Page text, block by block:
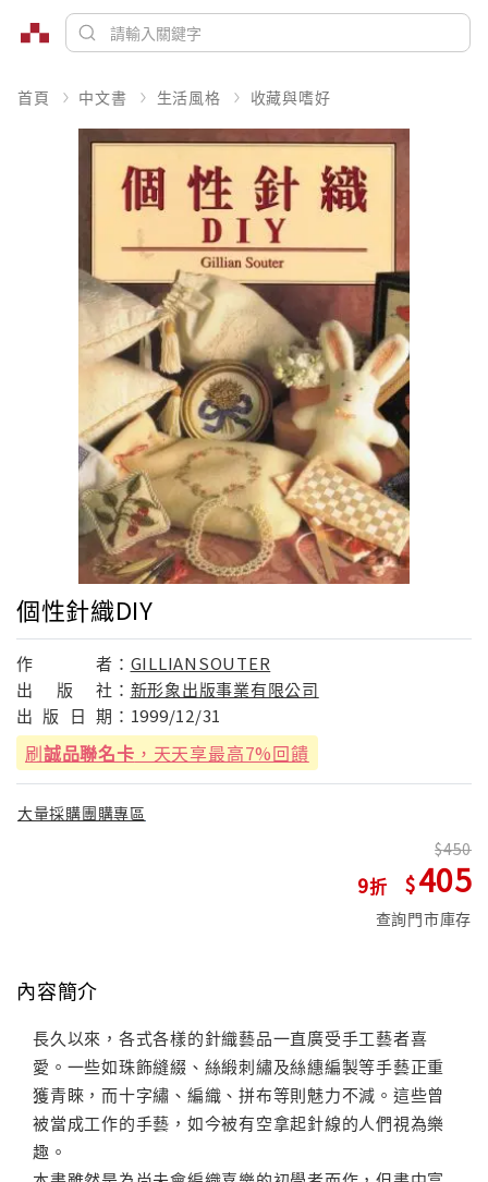
首頁 中文書 生活風格 收藏與嗜好
個性針織DIY
作 者： GILLIANSOUTER
出
版 社： 新形象出版事業有限公司
出 版 日 期： 1999/12/31
刷誠品聯名卡 ，天天享最高7%回饋
大量採購團購專區
9
450
405
查詢門市庫存
內容簡介
長久以來，各式各樣的針織藝品一直廣受手工藝者喜
愛。一些如珠飾縫綴、絲緞刺繡及絲繐編製等手藝正重
獲青睞，而十字繡、編織、拼布等則魅力不減。這些曾
被當成工作的手藝，如今被有空拿起針線的人們視為樂
趣。